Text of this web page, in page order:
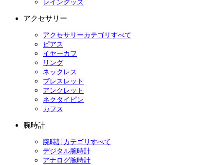
レイングッズ
アクセサリー
アクセサリーカテゴリすべて
ピアス
イヤーカフ
リング
ネックレス
ブレスレット
アンクレット
ネクタイピン
カフス
腕時計
腕時計カテゴリすべて
デジタル腕時計
アナログ腕時計